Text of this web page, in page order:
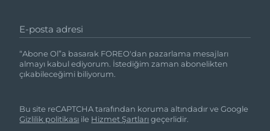
E-posta adresi
“Abone Ol”a basarak FOREO'dan pazarlama mesajları
almayı kabul ediyorum. İstediğim zaman abonelikten
çıkabileceğimi biliyorum.
Bu site reCAPTCHA tarafından koruma altındadır ve Google
Gizlilik politikası ile Hizmet Şartlarıgeçerlidir.